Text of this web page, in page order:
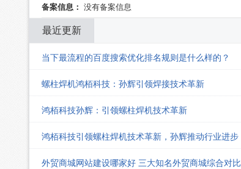
备案信息： 没有备案信息
最近更新
当下最流程的百度搜索优化排名规则是什么样的？
螺柱焊机鸿栢科技：孙辉引领焊接技术革新
鸿栢科技孙辉：引领螺柱焊机技术革新
鸿栢科技引领螺柱焊机技术革新，孙辉推动行业进步
外贸商城网站建设哪家好 三大知名外贸商城综合对比